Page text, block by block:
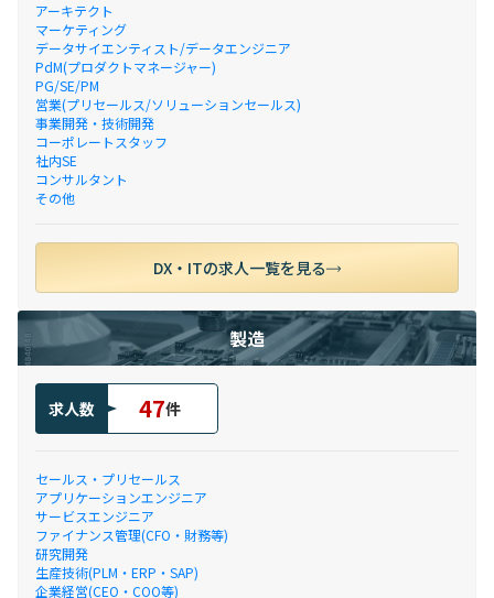
アーキテクト
マーケティング
データサイエンティスト/データエンジニア
PdM(プロダクトマネージャー)
PG/SE/PM
営業(プリセールス/ソリューションセールス)
事業開発・技術開発
コーポレートスタッフ
社内SE
コンサルタント
その他
DX・ITの求人一覧を見る
製造
求人数 47件
セールス・プリセールス
アプリケーションエンジニア
サービスエンジニア
ファイナンス管理(CFO・財務等)
研究開発
生産技術(PLM・ERP・SAP)
企業経営(CEO・COO等)